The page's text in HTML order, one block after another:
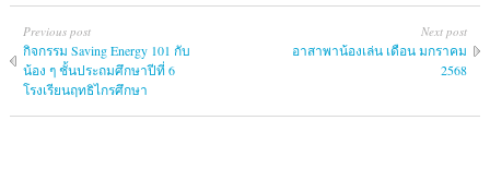
Previous post
กิจกรรม Saving Energy 101 กับ
น้อง ๆ ชั้นประถมศึกษาปีที่ 6
โรงเรียนฤทธิไกรศึกษา
Next post
อาสาพาน้องเล่น เดือน มกราคม
2568